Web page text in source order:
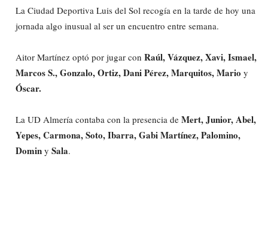
La Ciudad Deportiva Luis del Sol recogía en la tarde de hoy una
jornada algo inusual al ser un encuentro entre semana.
Aitor Martínez optó por jugar con Raúl, Vázquez, Xavi, Ismael,
Marcos S., Gonzalo, Ortiz, Dani Pérez, Marquitos, Mario y
Óscar.
La UD Almería contaba con la presencia de Mert, Junior, Abel,
Yepes, Carmona, Soto, Ibarra, Gabi Martínez, Palomino,
Domin y Sala.